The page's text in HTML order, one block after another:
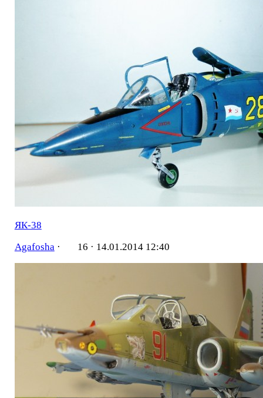
ЯК-38
Agafosha· 16 · 14.01.2014 12:40